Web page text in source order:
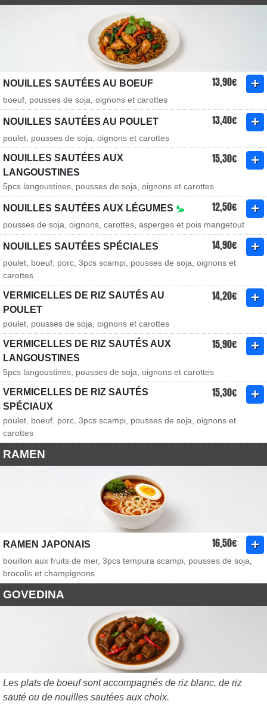
NOUILLES SAUTÉES AU BOEUF 13,90€
boeuf, pousses de soja, oignons et carottes
NOUILLES SAUTÉES AU POULET 13,40€
poulet, pousses de soja, oignons et carottes
NOUILLES SAUTÉES AUX
LANGOUSTINES
15,30€
5pcs langoustines, pousses de soja, oignons et carottes
NOUILLES SAUTÉES AUX LÉGUMES 12,50€
pousses de soja, oignons, carottes, asperges et pois mangetout
NOUILLES SAUTÉES SPÉCIALES 14,90€
poulet, boeuf, porc, 3pcs scampi, pousses de soja, oignons et
carottes
VERMICELLES DE RIZ SAUTÉS AU
POULET
14,20€
poulet, pousses de soja, oignons et carottes
VERMICELLES DE RIZ SAUTÉS AUX
LANGOUSTINES
15,90€
5pcs langoustines, pousses de soja, oignons et carottes
VERMICELLES DE RIZ SAUTÉS
SPÉCIAUX
15,30€
poulet, boeuf, porc, 3pcs scampi, pousses de soja, oignons et
carottes
RAMEN
RAMEN JAPONAIS 16,50€
bouillon aux fruits de mer, 3pcs tempura scampi, pousses de soja,
brocolis et champignons
GOVEDINA
Les plats de boeuf sont accompagnés de riz blanc, de riz
sauté ou de nouilles sautées aux choix.